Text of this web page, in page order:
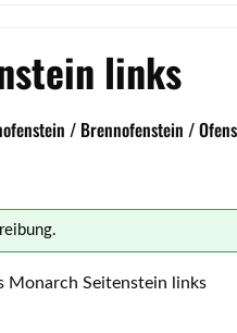
links
/ Brennofenstein /